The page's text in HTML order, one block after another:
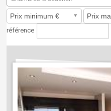
référence